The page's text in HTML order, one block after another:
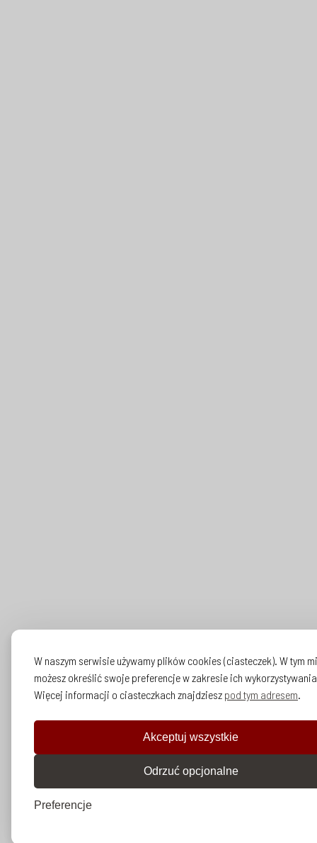
W naszym serwisie używamy plików cookies (ciasteczek). W tym
możesz określić swoje preferencje w zakresie ich
Więcej informacji o ciasteczkach znajdziesz pod tym adresem.
Akceptuj wszystkie
Odrzuć opcjonalne
Preferencje